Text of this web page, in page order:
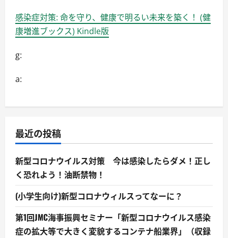
感染症対策: 命を守り、健康で明るい未来を築く！ (健
康増進ブックス) Kindle版
g:
a:
最近の投稿
新型コロナウイルス対策 今は感染したらダメ！正し
く恐れよう！油断禁物！
(小学生向け)新型コロナウィルスってなーに？
第1回JMC海事振興セミナー「新型コロナウイルス感染
症の拡大等で大きく変貌するコンテナ船業界」（収録